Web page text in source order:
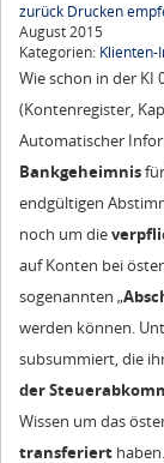
zurück Drucken
August 2015
Kategorien: Klienten-
Wie schon in der KI
(Kontenregister,
Automatischer
Bankgeheimnis
endgültigen
noch um die
auf Konten bei
sogenannten „
werden können.
subsummiert, die
der
Wissen um das
transferiert haben.